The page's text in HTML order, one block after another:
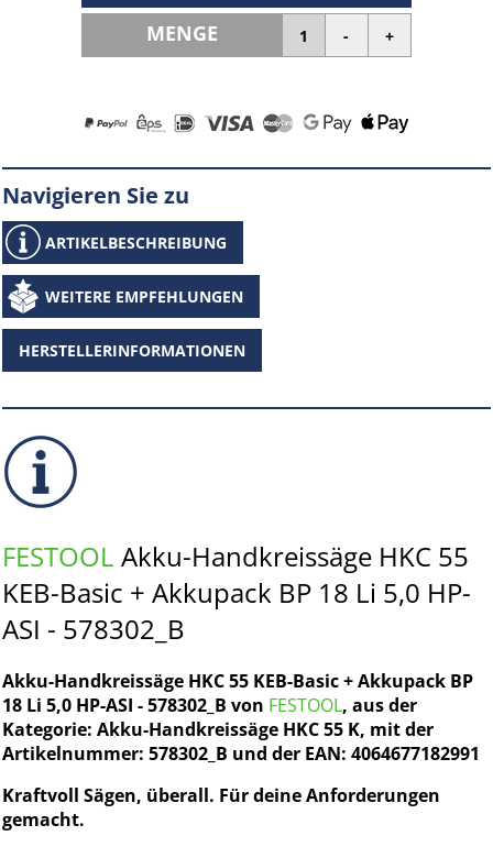
MENGE
Navigieren Sie zu
ARTIKELBESCHREIBUNG
WEITERE EMPFEHLUNGEN
HERSTELLERINFORMATIONEN
FESTOOL Akku-Handkreissäge HKC 55
KEB-Basic + Akkupack BP 18 Li 5,0 HP-
ASI - 578302_B
Akku-Handkreissäge HKC 55 KEB-Basic + Akkupack BP
18 Li 5,0 HP-ASI - 578302_B von FESTOOL, aus der
Kategorie: Akku-Handkreissäge HKC 55 K, mit der
Artikelnummer: 578302_B und der EAN: 4064677182991
Kraftvoll Sägen, überall. Für deine Anforderungen
gemacht.